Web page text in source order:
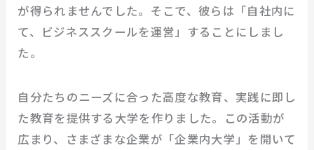
が得られませんでした。そこで、彼らは「自社内に
て、ビジネススクールを運営」することにしまし
た。
自分たちのニーズに合った高度な教育、実践に即し
た教育を提供する大学を作りました。この活動が
広まり、さまざまな企業が「企業内大学」を開いて